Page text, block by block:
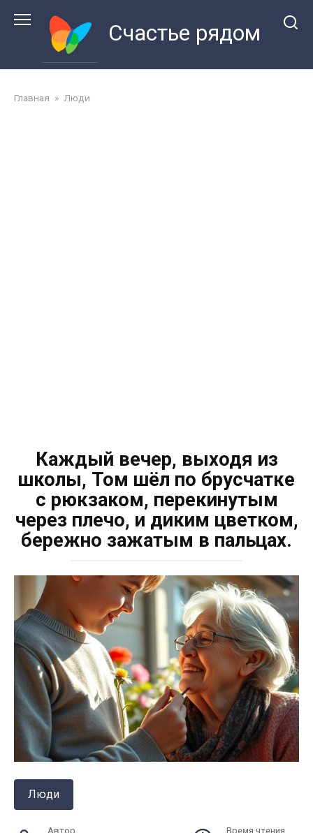
Счастье рядом
Главная » Люди
Каждый вечер, выходя из
школы, Том шёл по брусчатке
с рюкзаком, перекинутым
через плечо, и диким цветком,
бережно зажатым в пальцах.
Люди
Автор Время чтения